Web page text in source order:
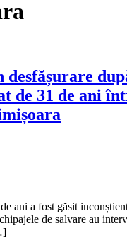
desfășurare
de 31 de ani
ani a fost găsit
de salvare au